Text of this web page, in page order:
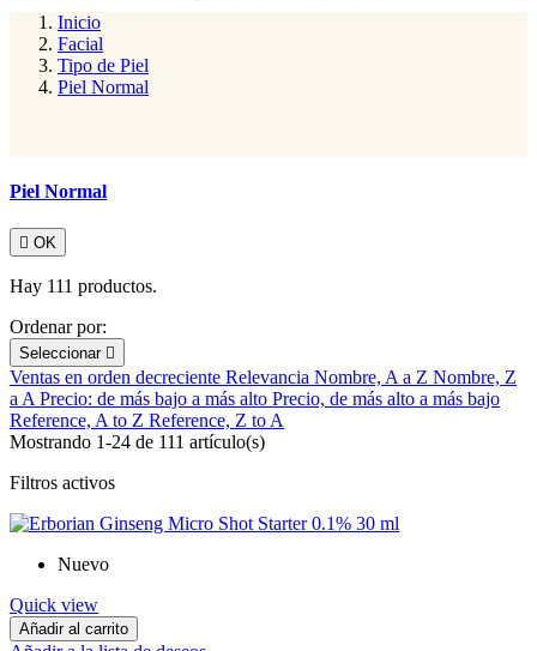
Inicio
Facial
Tipo de Piel
Piel Normal
Piel Normal
 OK
Hay 111 productos.
Ordenar por:
Seleccionar 
Ventas en orden decreciente Relevancia Nombre, A a Z Nombre, Z
a A Precio: de más bajo a más alto Precio, de más alto a más bajo
Reference, A to Z Reference, Z to A
Mostrando 1-24 de 111 artículo(s)
Filtros activos
Nuevo
Quick view
Añadir al carrito